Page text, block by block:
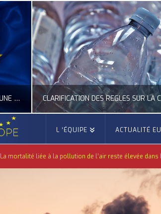
LA COMMISSION EUROPÉENNE INFLIGE UNE AMENDE RECORD À GOOGLE
ACTUALITÉ DE L'UNION EUROPÉENNE, ACTUALITÉ DE LA REPRÉSENTATION D’OCCITANIE EUROPE, ECONOMIE CIRCULAIRE, ÉNERGIE -
JUILLET 24, 2026
L ‘ÉQUIPE ACTUALITÉ
La mortalité liée à la pollution de l’air reste élevée dans